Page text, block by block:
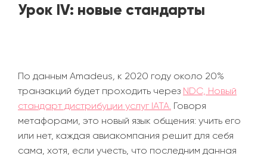
Урок IV: новые стандарты
По данным Amadeus, к 2020 году около 20%
транзакций будет проходить через NDC, Новый
стандарт дистрибуции услуг IATA. Говоря
метафорами, это новый язык общения: учить его
или нет, каждая авиакомпания решит для себя
сама, хотя, если учесть, что последним данная